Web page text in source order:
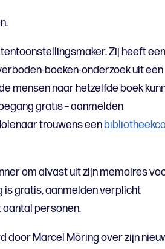
Zij heeft
boeken-onderzoek uit een
mensen naar hetzelfde boek
gratis – aanmelden
trouwens een
om alvast uit zijn memoires
is gratis, aanmelden verplicht
aantal personen.
door Marcel Möring over zijn